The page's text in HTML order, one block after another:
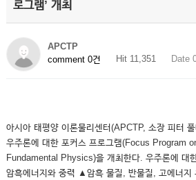
로그램’ 개최
APCTP
comment 0건
Hit 11,351 Date
아시아 태평양 이론물리센터(APCTP, 소장 피터
우주론에 대한 포커스 프로그램(Focus Program
Fundamental Physics)을 개최한다. 우주론에 대
암흑에너지와 중력 ▲암흑 물질, 반물질, 고에너지